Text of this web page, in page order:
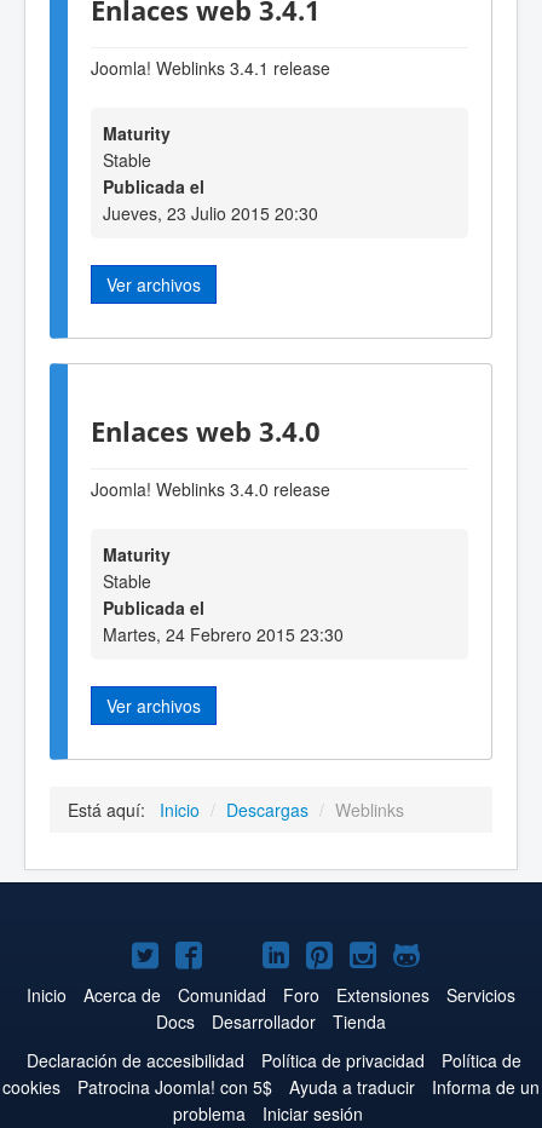
Enlaces web 3.4.1
Joomla! Weblinks 3.4.1 release
Maturity
Stable
Publicada el
Jueves, 23 Julio 2015 20:30
Ver archivos
Enlaces web 3.4.0
Joomla! Weblinks 3.4.0 release
Maturity
Stable
Publicada el
Martes, 24 Febrero 2015 23:30
Ver archivos
Está aquí: Inicio / Descargas / Weblinks
Joomla!
en
Twitter
Joomla!
en
Facebook
Joomla!
en
YouTube
Joomla!
en
LinkedIn
Joomla!
en
Pinterest
Joomla!
en
Instagram
Joomla!
en
Inicio Acerca de Comunidad Foro Extensiones
Servicios
Docs
Desarrollador
Tienda
Declaración de accesibilidad
Política de privacidad
Política de
cookies
Patrocina Joomla! con 5$ Ayuda a traducir
Informa de un
problema
Iniciar sesión